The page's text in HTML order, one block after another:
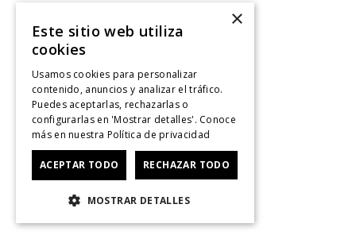
×
Este sitio web utiliza
cookies
Usamos cookies para personalizar
contenido, anuncios y analizar el tráfico.
Puedes aceptarlas, rechazarlas o
configurarlas en 'Mostrar detalles'. Conoce
más en nuestra Política de privacidad
ACEPTAR TODO RECHAZAR TODO
MOSTRAR DETALLES